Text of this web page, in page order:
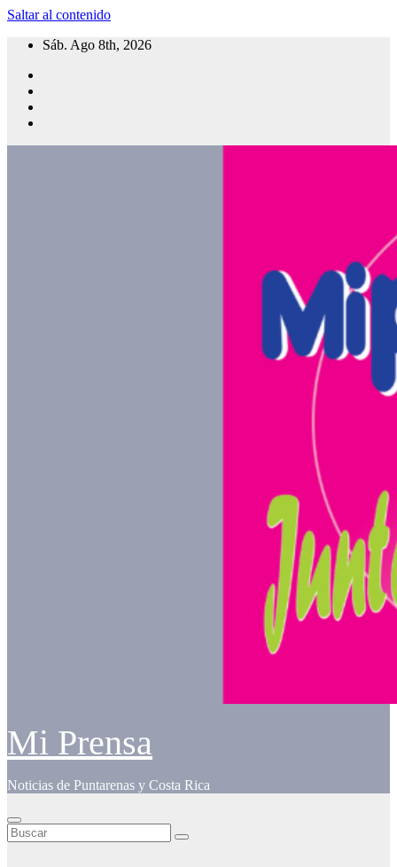
Saltar al contenido
Sáb. Ago 8th, 2026
Mi Prensa
Noticias de Puntarenas y Costa Rica